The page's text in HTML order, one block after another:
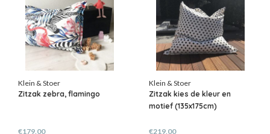
Klein & Stoer
Zitzak zebra, flamingo
€179,00
Klein & Stoer
Zitzak kies de kleur en
motief (135x175cm)
€219,00